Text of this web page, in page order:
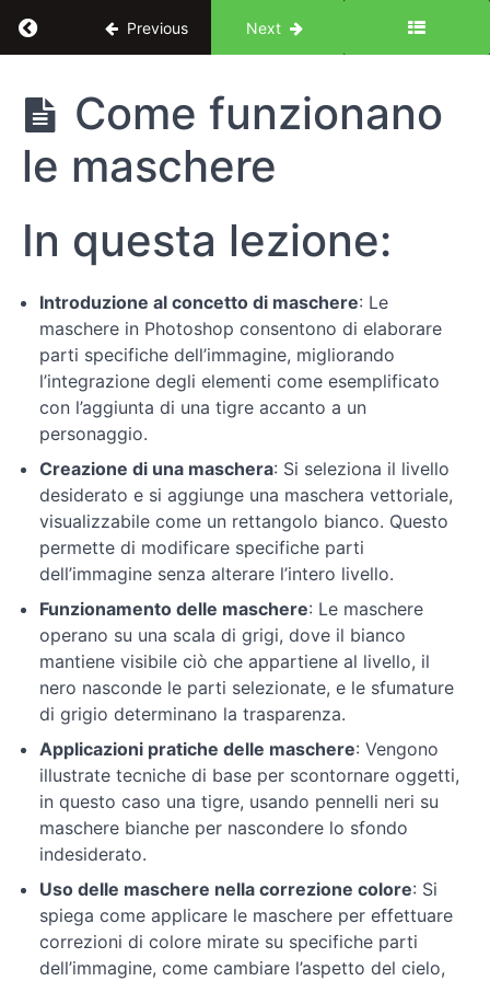
Return to course: Introduzione a Photoshop
Previous Next
Introduzione
a Photoshop
per Designer
UX/UI: le
basi
Introduzione
Conosciamo
Photoshop
Fondamenti
dell'editing
base
Tecniche
ritocco
Avanzamento
nell'editing
manipolazione
delle
immagini
Tecniche
di
editing
avanzate
Come funzionano
le maschere
In questa lezione:
Introduzione al concetto di maschere: Le
maschere in Photoshop consentono di elaborare
parti specifiche dell’immagine, migliorando
l’integrazione degli elementi come esemplificato
con l’aggiunta di una tigre accanto a un
personaggio.
Creazione di una maschera: Si seleziona il livello
desiderato e si aggiunge una maschera vettoriale,
visualizzabile come un rettangolo bianco. Questo
permette di modificare specifiche parti
dell’immagine senza alterare l’intero livello.
Funzionamento delle maschere: Le maschere
operano su una scala di grigi, dove il bianco
mantiene visibile ciò che appartiene al livello, il
nero nasconde le parti selezionate, e le sfumature
di grigio determinano la trasparenza.
Applicazioni pratiche delle maschere: Vengono
illustrate tecniche di base per scontornare oggetti,
in questo caso una tigre, usando pennelli neri su
maschere bianche per nascondere lo sfondo
indesiderato.
Uso delle maschere nella correzione colore: Si
spiega come applicare le maschere per effettuare
correzioni di colore mirate su specifiche parti
dell’immagine, come cambiare l’aspetto del cielo,